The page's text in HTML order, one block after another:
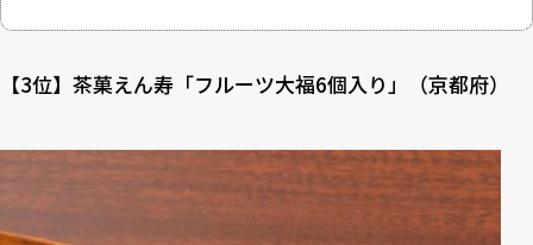
【3位】茶菓えん寿「フルーツ大福6個入り」（京都府）